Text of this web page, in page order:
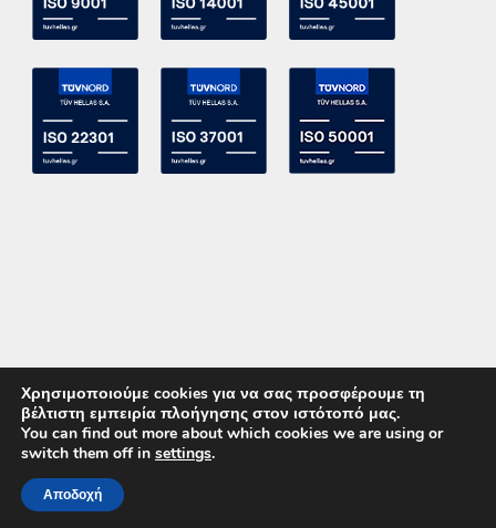
Copyright 2015 ACE Power Electronics - All Right Reserved
ΚΑΛΕΣΤΕ ΜΑΣ
Χρησιμοποιούμε cookies για να σας προσφέρουμε τη
βέλτιστη εμπειρία πλοήγησης στον ιστότοπό μας.
You can find out more about which cookies we are using or
switch them off in settings.
Αποδοχή